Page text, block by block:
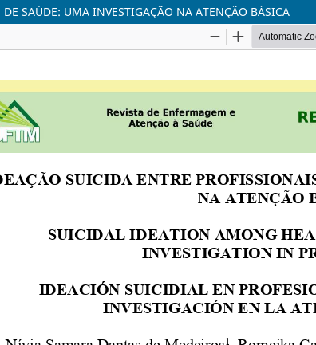
SAÚDE: UMA INVESTIGAÇÃO NA ATENÇÃO BÁSICA